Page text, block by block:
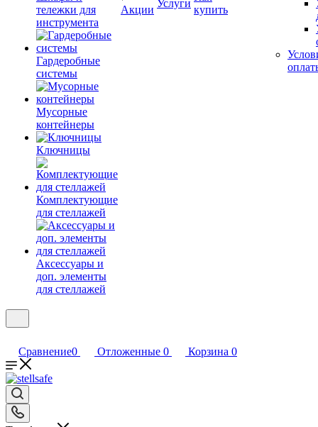
тележки для
инструмента
Гардеробные
системы
Мусорные
контейнеры
Ключницы
Комплектующие
для стеллажей
Аксессуары и
доп. элементы
для стеллажей
Акции
Услуги
купить
Сравнение0 Отложенные 0 Корзина 0